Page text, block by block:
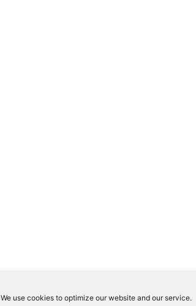
We use cookies to optimize our website and our service.